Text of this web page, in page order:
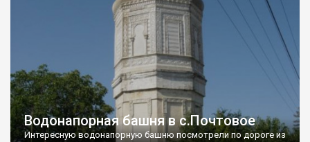
Водонапорная башня в с.Почтовое
Интересную водонапорную башню посмотрели по дороге из